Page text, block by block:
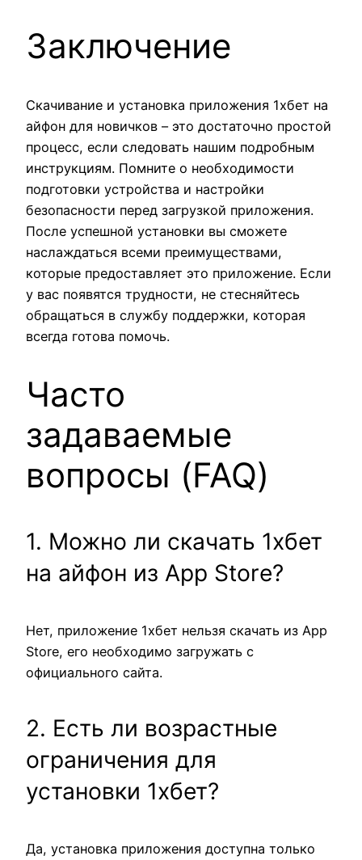
Заключение
Скачивание и установка приложения 1хбет на
айфон для новичков – это достаточно простой
процесс, если следовать нашим подробным
инструкциям. Помните о необходимости
подготовки устройства и настройки
безопасности перед загрузкой приложения.
После успешной установки вы сможете
наслаждаться всеми преимуществами,
которые предоставляет это приложение. Если
у вас появятся трудности, не стесняйтесь
обращаться в службу поддержки, которая
всегда готова помочь.
Часто
задаваемые
вопросы (FAQ)
1. Можно ли скачать 1хбет
на айфон из App Store?
Нет, приложение 1хбет нельзя скачать из App
Store, его необходимо загружать с
официального сайта.
2. Есть ли возрастные
ограничения для
установки 1хбет?
Да, установка приложения доступна только